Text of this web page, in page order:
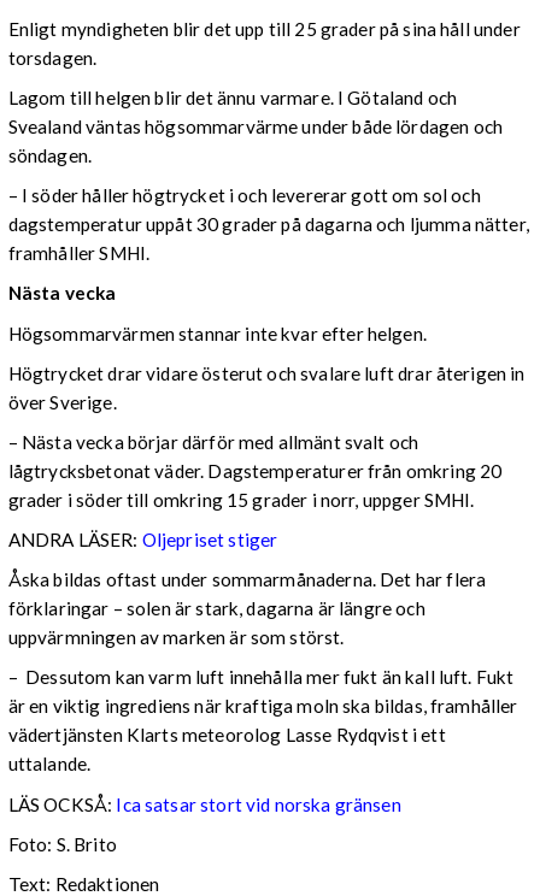
Enligt myndigheten blir det upp till 25 grader på sina håll under
torsdagen.
Lagom till helgen blir det ännu varmare. I Götaland och
Svealand väntas högsommarvärme under både lördagen och
söndagen.
– I söder håller högtrycket i och levererar gott om sol och
dagstemperatur uppåt 30 grader på dagarna och ljumma nätter,
framhåller SMHI.
Nästa vecka
Högsommarvärmen stannar inte kvar efter helgen.
Högtrycket drar vidare österut och svalare luft drar återigen in
över Sverige.
– Nästa vecka börjar därför med allmänt svalt och
lågtrycksbetonat väder. Dagstemperaturer från omkring 20
grader i söder till omkring 15 grader i norr, uppger SMHI.
ANDRA LÄSER: Oljepriset stiger
Åska bildas oftast under sommarmånaderna. Det har flera
förklaringar – solen är stark, dagarna är längre och
uppvärmningen av marken är som störst.
– Dessutom kan varm luft innehålla mer fukt än kall luft. Fukt
är en viktig ingrediens när kraftiga moln ska bildas, framhåller
vädertjänsten Klarts meteorolog Lasse Rydqvist i ett
uttalande.
LÄS OCKSÅ: Ica satsar stort vid norska gränsen
Foto: S. Brito
Text: Redaktionen